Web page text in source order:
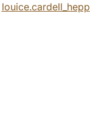
louice.cardell_hepp